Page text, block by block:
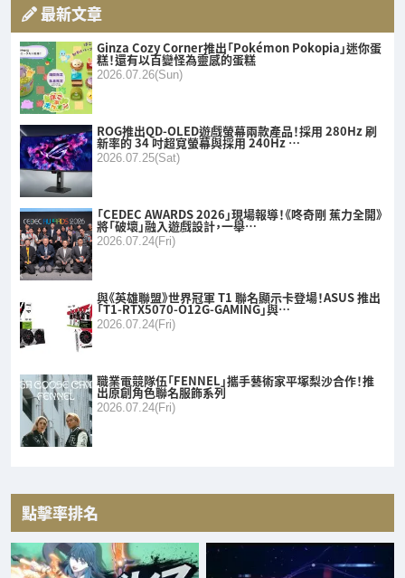
最新文章
Ginza Cozy Corner推出「Pokémon Pokopia」迷你蛋
糕！還有以百變怪為靈感的蛋糕
2026.07.26(Sun)
ROG推出QD-OLED遊戲螢幕兩款產品！採用 280Hz 刷
新率的 34 吋超寬螢幕與採用 240Hz …
2026.07.25(Sat)
「CEDEC AWARDS 2026」現場報導！《咚奇剛 蕉力全開》
將「破壞」融入遊戲設計，一舉…
2026.07.24(Fri)
與《英雄聯盟》世界冠軍 T1 聯名顯示卡登場！ASUS 推出
「T1-RTX5070-O12G-GAMING」與…
2026.07.24(Fri)
職業電競隊伍「FENNEL」攜手藝術家平塚梨沙合作！推
出原創角色聯名服飾系列
2026.07.24(Fri)
點擊率排名